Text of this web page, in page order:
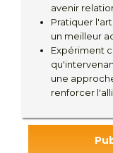
avenir
Pratiquer
un meilleur
Expériment
une
renforcer